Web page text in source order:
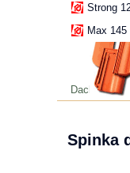
Strong
Max 145
Dachspin.pl
Spinka